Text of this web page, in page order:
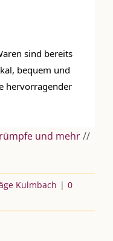
sind bereits
bequem und
hervorragender
und mehr//
Kulmbach | 0
jeden Anlass